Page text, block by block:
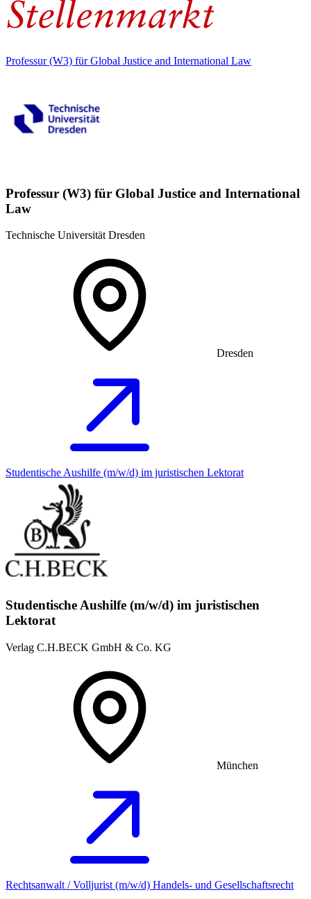
Professur (W3) für Global Justice and International Law
Professur (W3) für Global Justice and International
Law
Technische Universität Dresden
Dresden
Studentische Aushilfe (m/w/d) im juristischen Lektorat
Studentische Aushilfe (m/w/d) im juristischen
Lektorat
Verlag C.H.BECK GmbH & Co. KG
München
Rechtsanwalt / Volljurist (m/w/d) Handels- und Gesellschaftsrecht